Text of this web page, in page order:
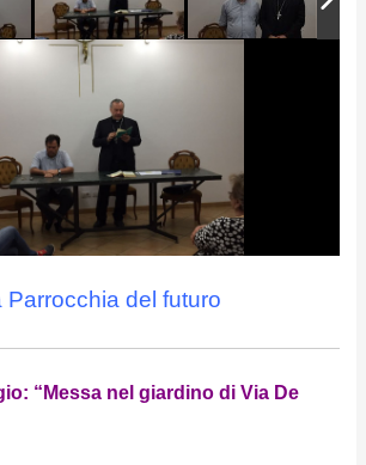
Parrocchia del futuro
“Messa nel giardino di Via De